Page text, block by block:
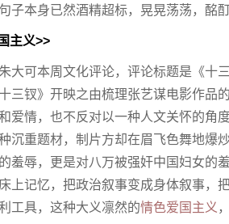
子本身已然酒精超标，晃晃荡荡，酩酊
主义>>
大可本周文化评论，评论标题是《十
三钗》开映之由梳理张艺谋电影作品
爱情，也不反对以一种人文关怀的角
沉重题材，制片方却在眉飞色舞地爆
羞辱，更是对八万被强奸中国妇女的
上记忆，把政治叙事变成身体叙事，
工具，这种大义凛然的情色爱国主义